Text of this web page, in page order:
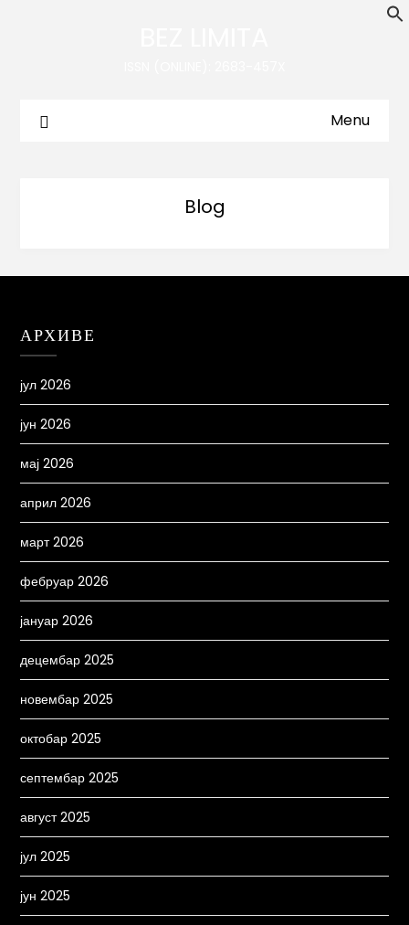
Menu
Blog
АРХИВЕ
јул 2026
јун 2026
мај 2026
април 2026
март 2026
фебруар 2026
јануар 2026
децембар 2025
новембар 2025
октобар 2025
септембар 2025
август 2025
јул 2025
јун 2025